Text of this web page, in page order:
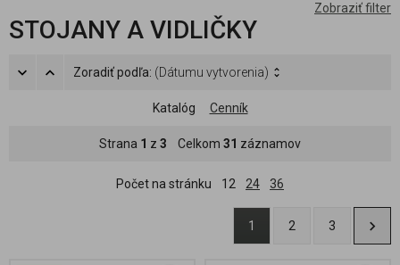
Zobraziť filter
STOJANY A VIDLIČKY
Zoradiť podľa: (Dátumu vytvorenia)
Katalóg Cenník
Strana 1 z 3 Celkom 31 záznamov
Počet na stránku 12 24 36
1 2 3